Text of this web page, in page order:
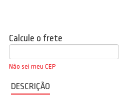
Calcule o frete
Não sei meu CEP
DESCRIÇÃO